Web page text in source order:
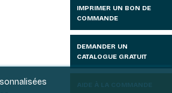
IMPRIMER UN BON DE
COMMANDE
DEMANDER UN
CATALOGUE GRATUIT